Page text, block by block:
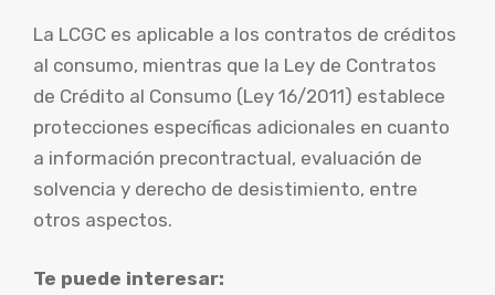
La LCGC es aplicable a los contratos de créditos
al consumo, mientras que la Ley de Contratos
de Crédito al Consumo (Ley 16/2011) establece
protecciones específicas adicionales en cuanto
a información precontractual, evaluación de
solvencia y derecho de desistimiento, entre
otros aspectos.
Te puede interesar: